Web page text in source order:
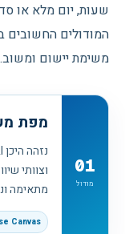
שעות, יום מלא או
המודולים החשובים
משימת יישום ומשוב.
01
מודול
מפת
וצוותי
מתאימה
Canvas